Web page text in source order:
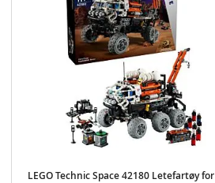
LEGO Technic Space 42180 Letefartøy for